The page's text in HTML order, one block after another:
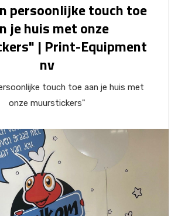
persoonlijke touch toe
je huis met onze
| Print-Equipment
nv
touch toe aan je huis met
onze muurstickers"